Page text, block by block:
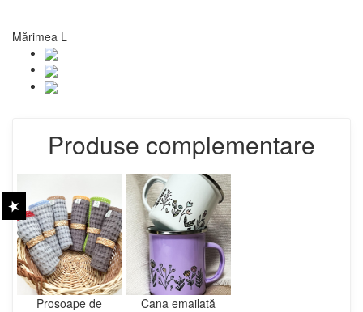
Mărimea L
Produse complementare
Prosoape de
Cana emailată